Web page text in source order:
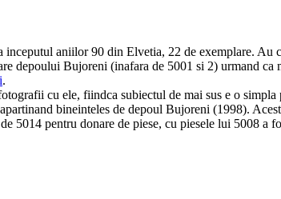
aniilor 90 din Elvetia, 22 de exemplare.
depoului Bujoreni (inafara de 5001 si 2) urmand
.
cu ele, fiindca subiectul de mai sus e o simpla
bineinteles de depoul Bujoreni (1998).
5014 pentru donare de piese, cu piesele lui 5008 a